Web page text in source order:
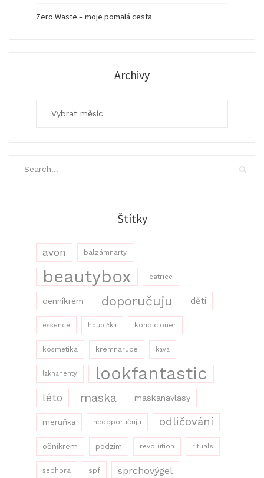
Zero Waste – moje pomalá cesta
Archivy
Štítky
avon balzámnarty
beautybox catrice
denníkrém doporučuju děti
essence houbička kondicioner
kosmetika krémnaruce káva
laknanehty lookfantastic
léto maska maskanavlasy
meruňka nedoporučuju odličování
očníkrém podzim revolution rituals
sephora spf sprchovýgel